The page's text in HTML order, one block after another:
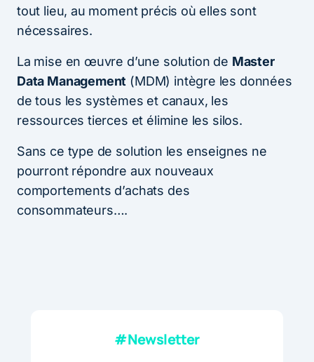
tout lieu, au moment précis où elles sont
nécessaires.
La mise en œuvre d’une solution de Master
Data Management (MDM) intègre les données
de tous les systèmes et canaux, les
ressources tierces et élimine les silos.
Sans ce type de solution les enseignes ne
pourront répondre aux nouveaux
comportements d’achats des
consommateurs….
#Newsletter